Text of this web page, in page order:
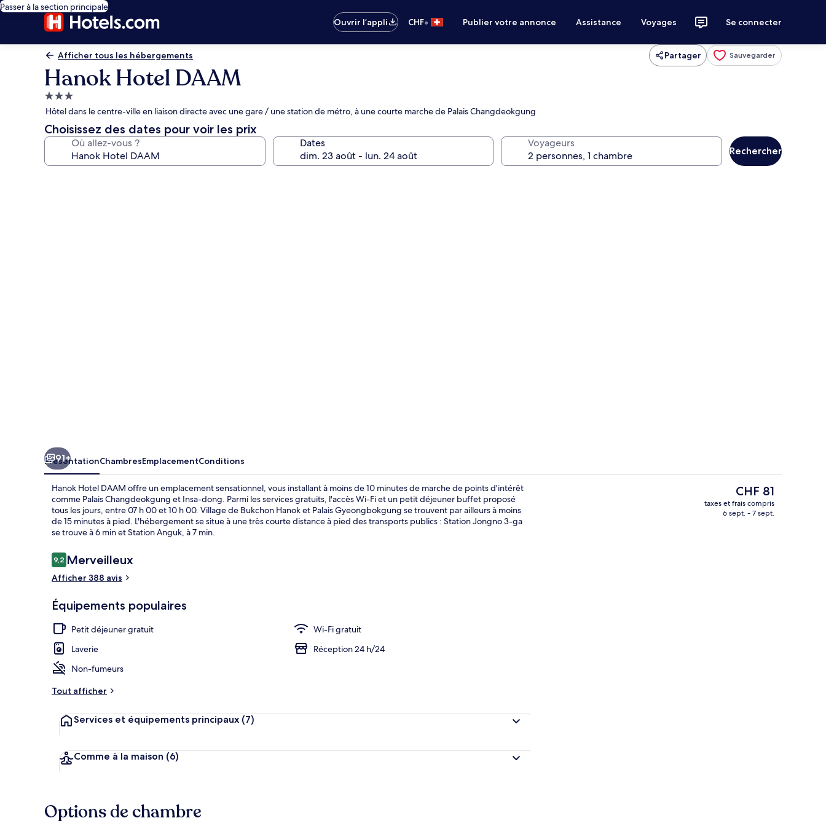
Passer à la section principale
Ouvrir l’appli
CHF• Publier votre annonce Assistance Voyages Se connecter
Afficher tous les hébergements Partager Sauvegarder
Hanok Hotel DAAM
Hébergement
3.0 étoiles
Hôtel dans le centre-ville en liaison directe avec une gare / une station de métro, à une courte marche de Palais Changdeokgung
Choisissez des dates pour voir les prix
Où allez-vous ? Dates Voyageurs
Rechercher
Vestibule
91+
PrésentationChambresEmplacementConditions
Hanok Hotel DAAM offre un emplacement sensationnel, vous installant à moins de 10 minutes de marche de points d'intérêt
comme Palais Changdeokgung et Insa-dong. Parmi les services gratuits, l'accès Wi-Fi et un petit déjeuner buffet proposé
tous les jours, entre 07 h 00 et 10 h 00. Village de Bukchon Hanok et Palais Gyeongbokgung se trouvent par ailleurs à moins
de 15 minutes à pied. L'hébergement se situe à une très courte distance à pied des transports publics : Station Jongno 3-ga
se trouve à 6 min et Station Anguk, à 7 min.
Avis
voyageurs
9,29,2 sur 10
Merveilleux
Afficher 388 avis
Équipements populaires
Petit déjeuner gratuit
Wi-Fi gratuit
Laverie
Réception 24 h/24
Non-fumeurs
Tout afficher
Services et équipements principaux (7)
Comme à la maison (6)
Le
prix
actuel
CHF 81
taxes et frais compris
6 sept. - 7 sept.
Options de chambre